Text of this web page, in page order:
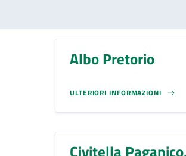
Albo Pretorio
ULTERIORI INFORMAZIONI